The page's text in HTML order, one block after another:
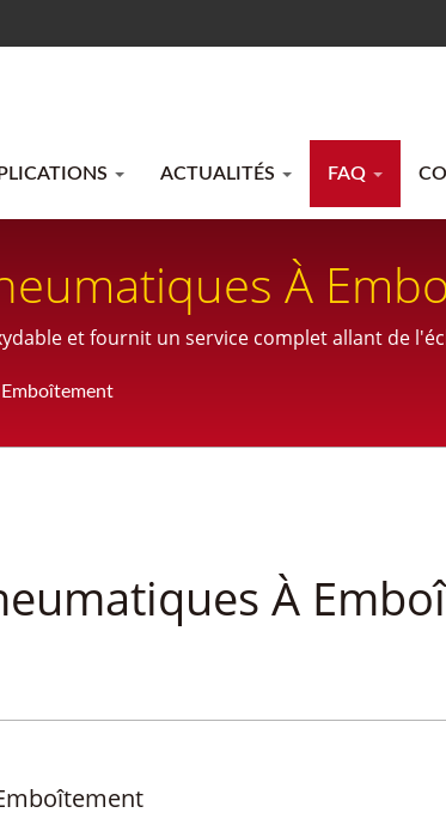
ACTUALITÉS FAQ
À
et fournit un service complet allant de
À